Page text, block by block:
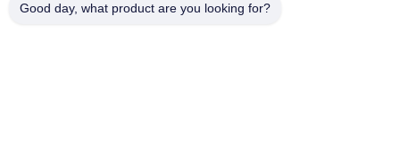
Good day, what product are you looking for?